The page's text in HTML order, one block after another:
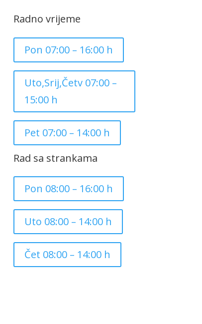
Radno vrijeme
Pon 07:00 – 16:00 h
Uto,Srij,Četv 07:00 –
15:00 h
Pet 07:00 – 14:00 h
Rad sa strankama
Pon 08:00 – 16:00 h
Uto 08:00 – 14:00 h
Čet 08:00 – 14:00 h